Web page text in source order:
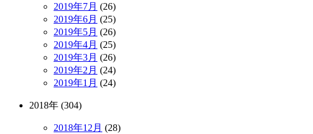
2019年7月 (26)
2019年6月 (25)
2019年5月 (26)
2019年4月 (25)
2019年3月 (26)
2019年2月 (24)
2019年1月 (24)
2018年 (304)
2018年12月 (28)